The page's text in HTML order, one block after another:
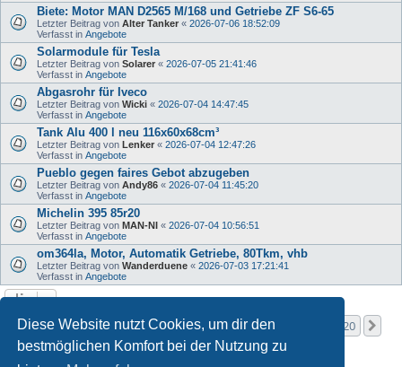
Diese Website nutzt Cookies, um dir den
bestmöglichen Komfort bei der Nutzung zu
Biete: Motor MAN D2565 M/168 und Getriebe ZF S6-65
Letzter Beitrag von Alter Tanker « 2026-07-06 18:52:09
Verfasst in Angebote
Solarmodule für Tesla
Letzter Beitrag von Solarer « 2026-07-05 21:41:46
Verfasst in Angebote
Abgasrohr für Iveco
Letzter Beitrag von Wicki « 2026-07-04 14:47:45
Verfasst in Angebote
Tank Alu 400 l neu 116x60x68cm³
Letzter Beitrag von Lenker « 2026-07-04 12:47:26
Verfasst in Angebote
Pueblo gegen faires Gebot abzugeben
Letzter Beitrag von Andy86 « 2026-07-04 11:45:20
Verfasst in Angebote
Michelin 395 85r20
Letzter Beitrag von MAN-NI « 2026-07-04 10:56:51
Verfasst in Angebote
om364la, Motor, Automatik Getriebe, 80Tkm, vhb
Letzter Beitrag von Wanderduene « 2026-07-03 17:21:41
Verfasst in Angebote
Die Suche ergab mehr als 1000 Treffer Seite1von
1 2 3 20